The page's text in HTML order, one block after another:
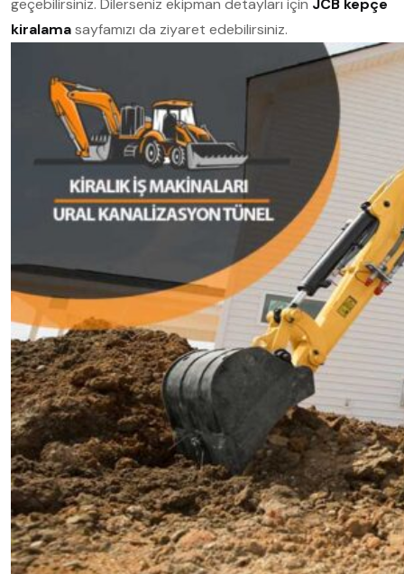
geçebilirsiniz. Dilerseniz ekipman detayları için JCB kepçe
kiralamasayfamızı da ziyaret edebilirsiniz.